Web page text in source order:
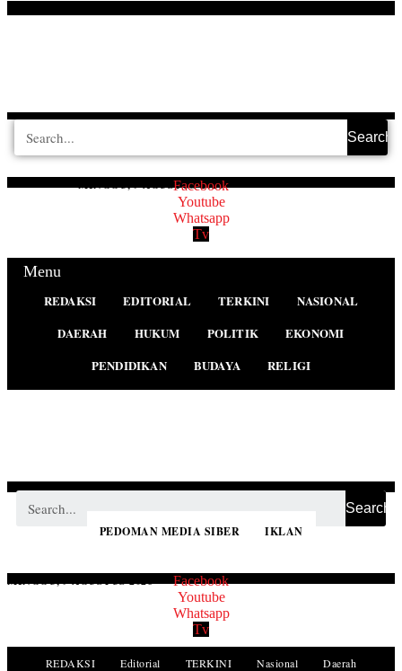
Search
MINGGU, 9 AGUSTUS 2026
Facebook
Youtube
Whatsapp
Tv
Menu
REDAKSI EDITORIAL TERKINI
NASIONAL
DAERAH
HUKUM POLITIK
EKONOMI
PENDIDIKAN
BUDAYA RELIGI
Search
PEDOMAN MEDIA SIBER
IKLAN
MINGGU, 9 AGUSTUS 2026
Facebook
Youtube
Whatsapp
Tv
REDAKSI Editorial TERKINI Nasional Daerah